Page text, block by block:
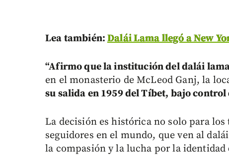
Lea también:Dalái Lama llegó a New
“Afirmo que la institución del dalái
en el monasterio de McLeod Ganj, la
su salida en 1959 del Tíbet, bajo control
La decisión es histórica no solo para
seguidores en el mundo, que ven al
la compasión y la lucha por la